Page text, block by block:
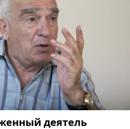
деятель